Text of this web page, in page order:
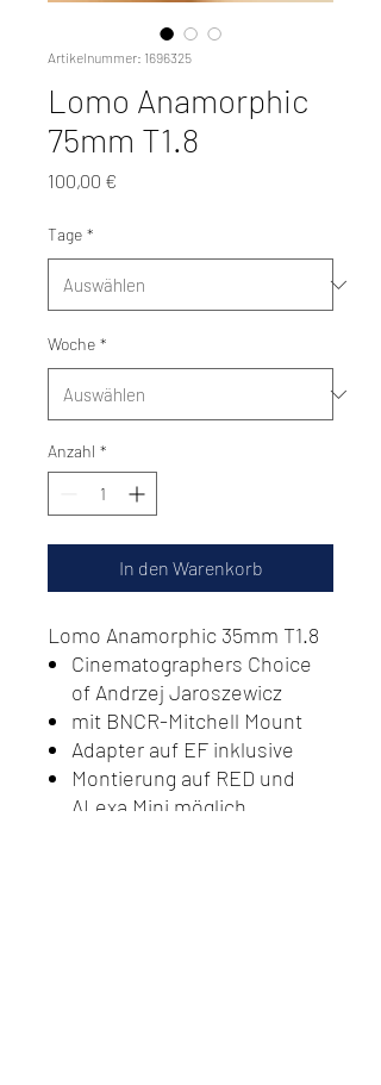
Artikelnummer: 1696325
Lomo Anamorphic
75mm T1.8
100,00 €
Tage *
Woche *
Anzahl *
In den Warenkorb
Lomo Anamorphic 35mm T1.8
Cinematographers Choice
of Andrzej Jaroszewicz
mit BNCR-Mitchell Mount
Adapter auf EF inklusive
Montierung auf RED und
ALexa Mini möglich